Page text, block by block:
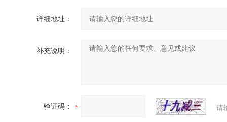
详细地址：
补充说明：
验证码： 请